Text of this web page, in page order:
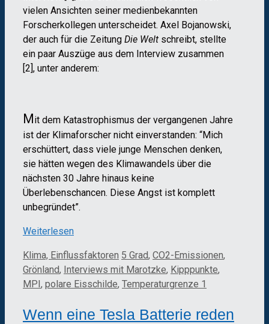
vielen Ansichten seiner medienbekannten
Forscherkollegen unterscheidet. Axel Bojanowski,
der auch für die Zeitung Die Welt schreibt, stellte
ein paar Auszüge aus dem Interview zusammen
[2], unter anderem:
Mit dem Katastrophismus der vergangenen Jahre
ist der Klimaforscher nicht einverstanden: “Mich
erschüttert, dass viele junge Menschen denken,
sie hätten wegen des Klimawandels über die
nächsten 30 Jahre hinaus keine
Überlebenschancen. Diese Angst ist komplett
unbegründet”.
Weiterlesen
Kategorien
Klima, Einflussfaktoren Schlagwörter
5 Grad, CO2-Emissionen,
Grönland, Interviews mit Marotzke, Kipppunkte,
MPI, polare Eisschilde, Temperaturgrenze 1
Wenn eine Tesla Batterie reden